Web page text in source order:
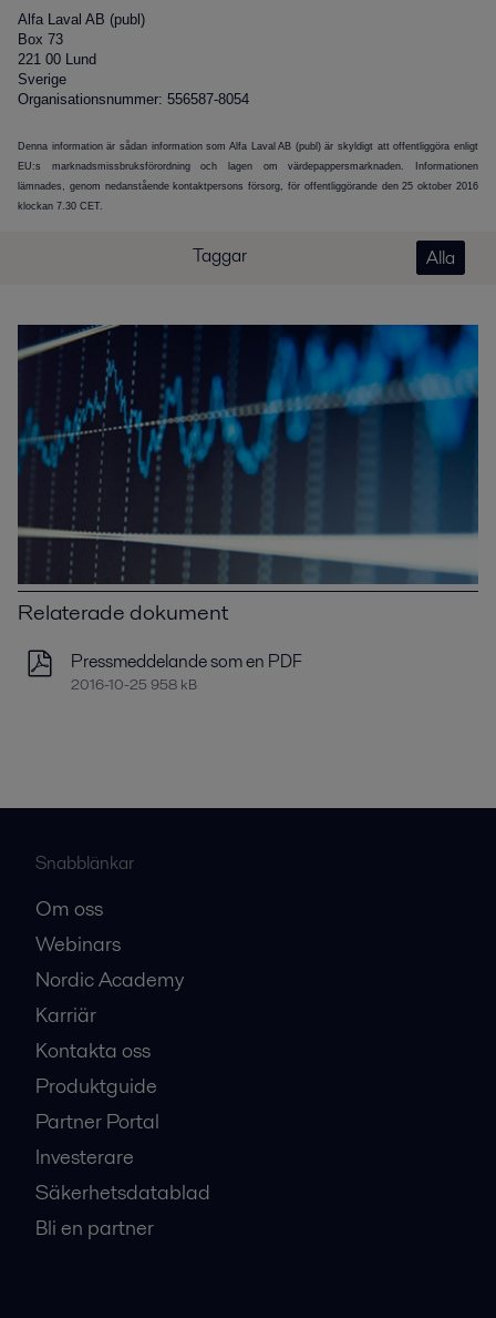
Alfa Laval AB (publ)
Box 73
221 00 Lund
Sverige
Organisationsnummer: 556587-8054
Denna information är sådan information som Alfa Laval AB (publ) är skyldigt att offentliggöra enligt
EU:s marknadsmissbruksförordning och lagen om värdepappersmarknaden. Informationen
lämnades, genom nedanstående kontaktpersons försorg, för offentliggörande den 25 oktober 2016
klockan 7.30 CET.
Taggar Alla
Relaterade dokument
Pressmeddelande som en PDF
2016-10-25 958 kB
Snabblänkar
Om oss
Webinars
Nordic Academy
Karriär
Kontakta oss
Produktguide
Partner Portal
Investerare
Säkerhetsdatablad
Bli en partner